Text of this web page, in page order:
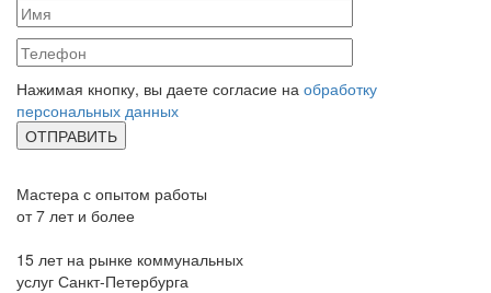
Нажимая кнопку, вы даете согласие на обработку
персональных данных
Мастера с опытом работы
от 7 лет и более
15 лет на рынке коммунальных
услуг Санкт-Петербурга